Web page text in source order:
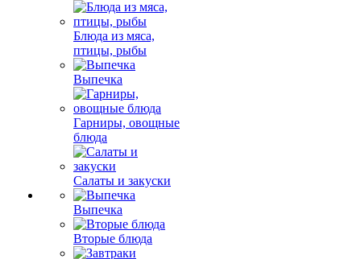
Блюда из мяса,
птицы, рыбы
Выпечка
Гарниры, овощные
блюда
Салаты и закуски
Выпечка
Вторые блюда